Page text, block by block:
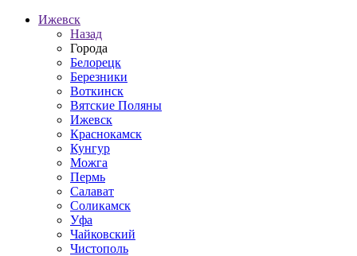
Ижевск
Назад
Города
Белорецк
Березники
Воткинск
Вятские Поляны
Ижевск
Краснокамск
Кунгур
Можга
Пермь
Салават
Соликамск
Уфа
Чайковский
Чистополь